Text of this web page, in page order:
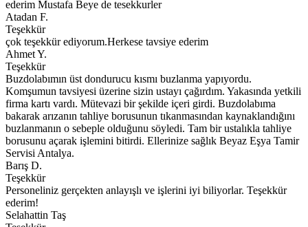
ederim Mustafa Beye de tesekkurler
Atadan F.
Teşekkür
çok teşekkür ediyorum.Herkese tavsiye ederim
Ahmet Y.
Teşekkür
Buzdolabımın üst dondurucu kısmı buzlanma yapıyordu.
Komşumun tavsiyesi üzerine sizin ustayı çağırdım. Yakasında yetkili
firma kartı vardı. Mütevazi bir şekilde içeri girdi. Buzdolabıma
bakarak arızanın tahliye borusunun tıkanmasından kaynaklandığını
buzlanmanın o sebeple olduğunu söyledi. Tam bir ustalıkla tahliye
borusunu açarak işlemini bitirdi. Ellerinize sağlık Beyaz Eşya Tamir
Servisi Antalya.
Barış D.
Teşekkür
Personeliniz gerçekten anlayışlı ve işlerini iyi biliyorlar. Teşekkür
ederim!
Selahattin Taş